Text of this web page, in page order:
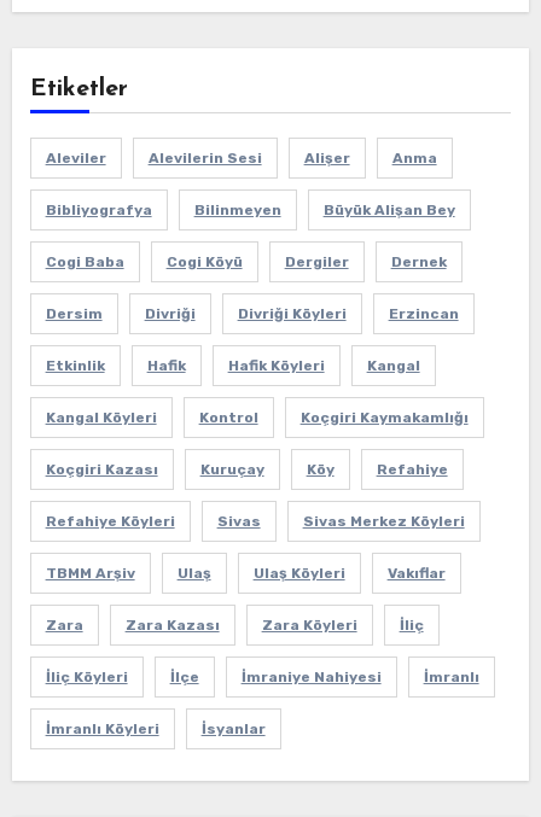
Etiketler
Aleviler Alevilerin Sesi Alişer Anma
Bibliyografya Bilinmeyen Büyük Alişan Bey
Cogi Baba Cogi Köyü Dergiler Dernek
Dersim Divriği Divriği Köyleri Erzincan
Etkinlik Hafik Hafik Köyleri Kangal
Kangal Köyleri Kontrol Koçgiri Kaymakamlığı
Koçgiri Kazası Kuruçay Köy Refahiye
Refahiye Köyleri Sivas Sivas Merkez Köyleri
TBMM Arşiv Ulaş Ulaş Köyleri Vakıflar
Zara Zara Kazası Zara Köyleri İliç
İliç Köyleri İlçe İmraniye Nahiyesi İmranlı
İmranlı Köyleri İsyanlar